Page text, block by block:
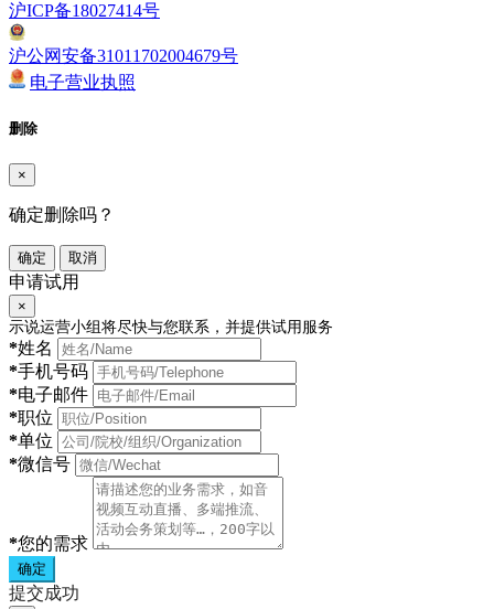
沪ICP备18027414号
沪公网安备31011702004679号
电子营业执照
删除
×
确定删除吗？
确定 取消
申请试用
×
示说运营小组将尽快与您联系，并提供试用服务
*姓名
*手机号码
*电子邮件
*职位
*单位
*微信号
*您的需求
确定
提交成功